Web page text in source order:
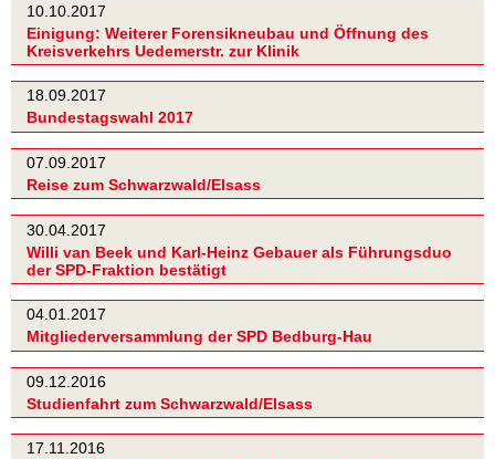
10.10.2017
Einigung: Weiterer Forensikneubau und Öffnung des
Kreisverkehrs Uedemerstr. zur Klinik
18.09.2017
Bundestagswahl 2017
07.09.2017
Reise zum Schwarzwald/Elsass
30.04.2017
Willi van Beek und Karl-Heinz Gebauer als Führungsduo
der SPD-Fraktion bestätigt
04.01.2017
Mitgliederversammlung der SPD Bedburg-Hau
09.12.2016
Studienfahrt zum Schwarzwald/Elsass
17.11.2016